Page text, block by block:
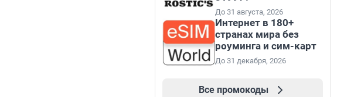
До 31 августа, 2026
Интернет в 180+
странах мира без
роуминга и сим-карт
До 31 декабря, 2026
Все промокоды